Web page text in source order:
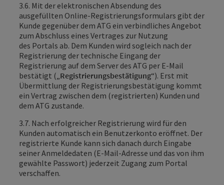
3.6. Mit der elektronischen Absendung des
ausgefüllten Online-Registrierungsformulars gibt der
Kunde gegenüber dem ATG ein verbindliches Angebot
zum Abschluss eines Vertrages zur Nutzung
des Portals ab. Dem Kunden wird sogleich nach der
Registrierung der technische Eingang der
Registrierung auf dem Server des ATG per E-Mail
bestätigt („Registrierungsbestätigung“). Erst mit
Übermittlung der Registrierungsbestätigung kommt
ein Vertrag zwischen dem (registrierten) Kunden und
dem ATG zustande.
3.7. Nach erfolgreicher Registrierung wird für den
Kunden automatisch ein Benutzerkonto eröffnet. Der
registrierte Kunde kann sich danach durch Eingabe
seiner Anmeldedaten (E-Mail-Adresse und das von ihm
gewählte Passwort) jederzeit Zugang zum Portal
verschaffen.